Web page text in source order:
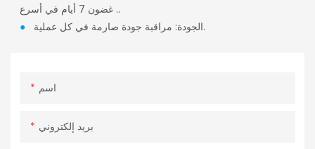
غضون 7 أيام في أسرع ..
●
الجودة: مراقبة جودة صارمة في كل عملية.
اسم
بريد إلكتروني